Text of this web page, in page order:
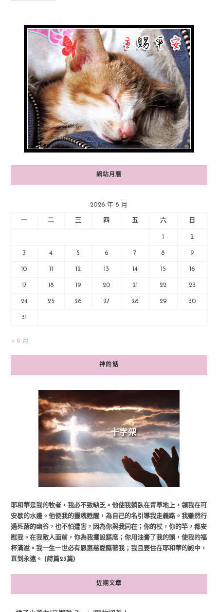
網站月曆
2026 年 8 月
一 二 三 四 五 六 日
2
3 4 5 6 7 8 9
10 12 13 14 15 16
17 18 19 20 21 22 23
24 25 26 27 28 29 30
31
« 6 月
神的話
耶和華是我的牧者，我必不致缺乏。他使我躺臥在青草地上，領我在可
安歇的水邊。他使我的靈魂甦醒，為自己的名引導我走義路。我雖然行
過死蔭的幽谷，也不怕遭害，因為你與我同在；你的杖，你的竿，都安
慰我。在我敵人面前，你為我擺設筵席；你用油膏了我的頭，使我的福
杯滿溢。我一生一世必有恩惠慈愛隨著我；我且要住在耶和華的殿中，
直到永遠。 (詩篇23篇)
近期文章